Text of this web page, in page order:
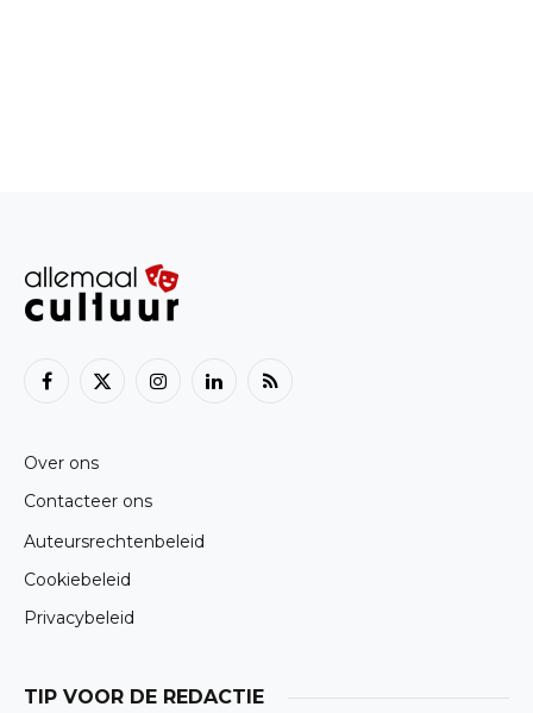
Facebook
X
InstagramLinkedInRSS
Over ons
Contacteer ons
Auteursrechtenbeleid
Cookiebeleid
Privacybeleid
TIP VOOR DE REDACTIE